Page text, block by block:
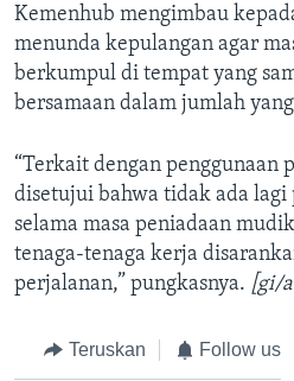
Kemenhub mengimbau
menunda kepulangan agar
berkumpul di tempat yang
bersamaan dalam jumlah
“Terkait dengan penggunaan
disetujui bahwa tidak ada lagi
selama masa peniadaan
tenaga-tenaga kerja
perjalanan,” pungkasnya. [gi/
Teruskan Follow us